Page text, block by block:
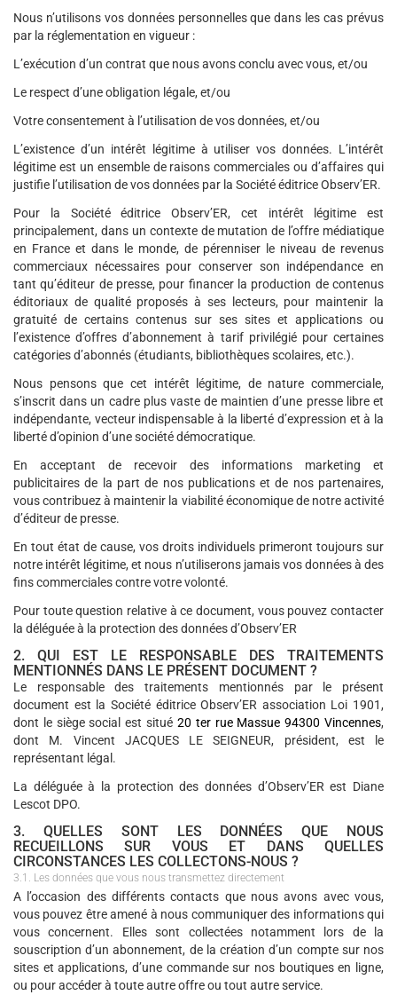
Nous n’utilisons vos données personnelles que dans les cas prévus
par la réglementation en vigueur :
L’exécution d’un contrat que nous avons conclu avec vous, et/ou
Le respect d’une obligation légale, et/ou
Votre consentement à l’utilisation de vos données, et/ou
L’existence d’un intérêt légitime à utiliser vos données. L’intérêt
légitime est un ensemble de raisons commerciales ou d’affaires qui
justifie l’utilisation de vos données par la Société éditrice Observ’ER.
Pour la Société éditrice Observ’ER, cet intérêt légitime est
principalement, dans un contexte de mutation de l’offre médiatique
en France et dans le monde, de pérenniser le niveau de revenus
commerciaux nécessaires pour conserver son indépendance en
tant qu’éditeur de presse, pour financer la production de contenus
éditoriaux de qualité proposés à ses lecteurs, pour maintenir la
gratuité de certains contenus sur ses sites et applications ou
l’existence d’offres d’abonnement à tarif privilégié pour certaines
catégories d’abonnés (étudiants, bibliothèques scolaires, etc.).
Nous pensons que cet intérêt légitime, de nature commerciale,
s’inscrit dans un cadre plus vaste de maintien d’une presse libre et
indépendante, vecteur indispensable à la liberté d’expression et à la
liberté d’opinion d’une société démocratique.
En acceptant de recevoir des informations marketing et
publicitaires de la part de nos publications et de nos partenaires,
vous contribuez à maintenir la viabilité économique de notre activité
d’éditeur de presse.
En tout état de cause, vos droits individuels primeront toujours sur
notre intérêt légitime, et nous n’utiliserons jamais vos données à des
fins commerciales contre votre volonté.
Pour toute question relative à ce document, vous pouvez contacter
la déléguée à la protection des données d’Observ’ER
2. QUI EST LE RESPONSABLE DES TRAITEMENTS
MENTIONNÉS DANS LE PRÉSENT DOCUMENT ?
Le responsable des traitements mentionnés par le présent
document est la Société éditrice Observ’ER association Loi 1901,
dont le siège social est situé 20 ter rue Massue94300 Vincennes,
dont M. Vincent JACQUES LE SEIGNEUR, président, est le
représentant légal.
La déléguée à la protection des données d’Observ’ER est Diane
Lescot DPO.
3. QUELLES SONT LES DONNÉES QUE NOUS
RECUEILLONS SUR VOUS ET DANS QUELLES
CIRCONSTANCES LES COLLECTONS-NOUS ?
3.1. Les données que vous nous transmettez directement
A l’occasion des différents contacts que nous avons avec vous,
vous pouvez être amené à nous communiquer des informations qui
vous concernent. Elles sont collectées notamment lors de la
souscription d’un abonnement, de la création d’un compte sur nos
sites et applications, d’une commande sur nos boutiques en ligne,
ou pour accéder à toute autre offre ou tout autre service.